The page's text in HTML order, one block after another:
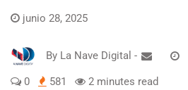
junio 28, 2025
By La Nave Digital -
0 581 2 minutes read